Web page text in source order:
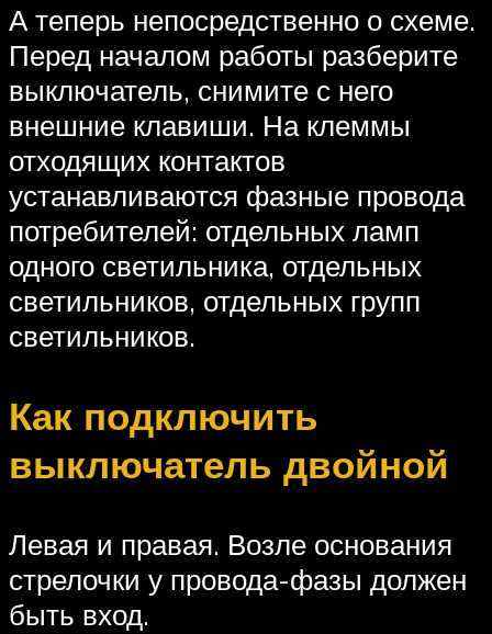
А теперь непосредственно о схеме.
Перед началом работы разберите
выключатель, снимите с него
внешние клавиши. На клеммы
отходящих контактов
устанавливаются фазные провода
потребителей: отдельных ламп
одного светильника, отдельных
светильников, отдельных групп
светильников.
Как подключить
выключатель двойной
Левая и правая. Возле основания
стрелочки у провода-фазы должен
быть вход.